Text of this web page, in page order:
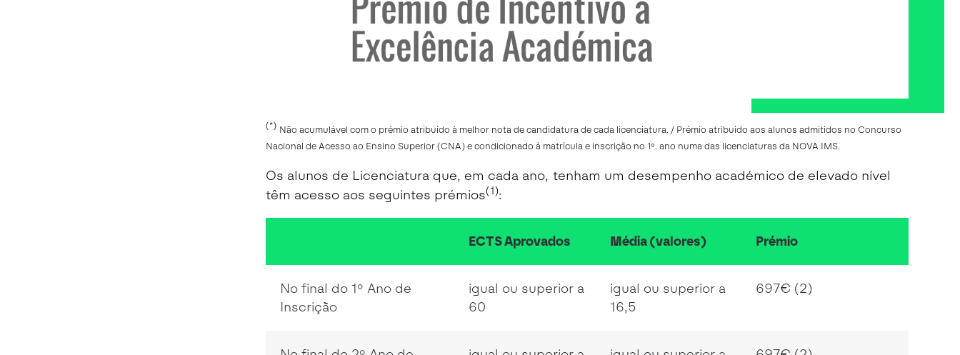
(*) Não acumulável com o prémio atribuído à melhor nota de candidatura de cada licenciatura. / Prémio atribuído aos alunos admitidos no Concurso
Nacional de Acesso ao Ensino Superior (CNA) e condicionado à matrícula e inscrição no 1º. ano numa das licenciaturas da NOVA IMS.
Os alunos de Licenciatura que, em cada ano, tenham um desempenho académico de elevado nível
têm acesso aos seguintes prémios(1):
ECTS Aprovados Média (valores) Prémio
No final do 1º Ano de
Inscrição
igual ou superior a
60
igual ou superior a
16,5
697€ (2)